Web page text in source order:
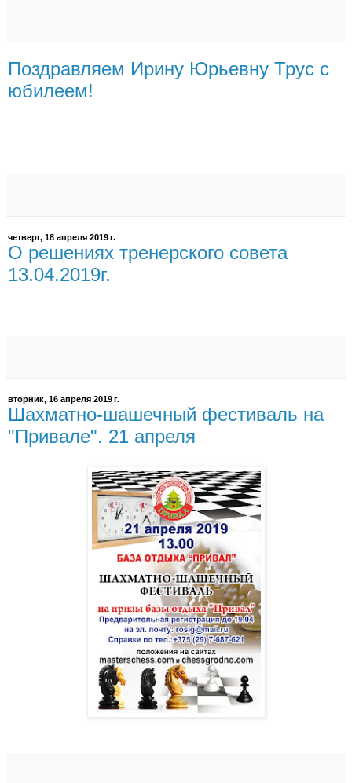
Поздравляем Ирину Юрьевну Трус с
юбилеем!
четверг, 18 апреля 2019 г.
О решениях тренерского совета
13.04.2019г.
вторник, 16 апреля 2019 г.
Шахматно-шашечный фестиваль на
"Привале". 21 апреля